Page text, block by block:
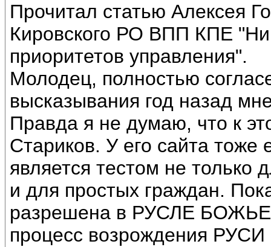
Прочитал статью Алексея
Кировского РО ВПП КПЕ
приоритетов управления".
Молодец, полностью
высказывания год назад
Правда я не думаю, что к
Стариков. У его сайта тоже
является тестом не только
и для простых граждан.
разрешена в РУСЛЕ
процесс возрождения РУСИ